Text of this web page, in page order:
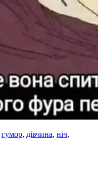
гумор, дівчина, ніч,